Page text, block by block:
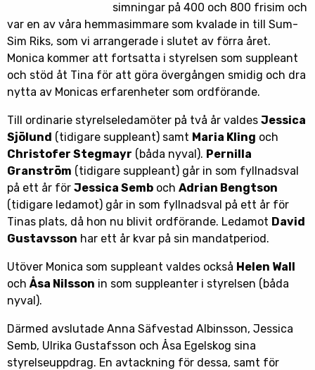
simningar på 400 och 800 frisim och
var en av våra hemmasimmare som kvalade in till Sum-
Sim Riks, som vi arrangerade i slutet av förra året.
Monica kommer att fortsatta i styrelsen som suppleant
och stöd åt Tina för att göra övergången smidig och dra
nytta av Monicas erfarenheter som ordförande.
Till ordinarie styrelseledamöter på två år valdes Jessica
Sjölund (tidigare suppleant) samt Maria Kling och
Christofer Stegmayr (båda nyval). Pernilla
Granström (tidigare suppleant) går in som fyllnadsval
på ett år för Jessica Semb och Adrian Bengtson
(tidigare ledamot) går in som fyllnadsval på ett år för
Tinas plats, då hon nu blivit ordförande. Ledamot David
Gustavsson har ett år kvar på sin mandatperiod.
Utöver Monica som suppleant valdes också Helen Wall
och Åsa Nilsson in som suppleanter i styrelsen (båda
nyval).
Därmed avslutade Anna Säfvestad Albinsson, Jessica
Semb, Ulrika Gustafsson och Åsa Egelskog sina
styrelseuppdrag. En avtackning för dessa, samt för